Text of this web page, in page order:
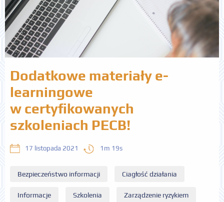
Dodatkowe materiały e-
learningowe
w certyfikowanych
szkoleniach PECB!
17 listopada 2021 1m 19s
Bezpieczeństwo informacji Ciagłość działania
Informacje Szkolenia Zarządzenie ryzykiem